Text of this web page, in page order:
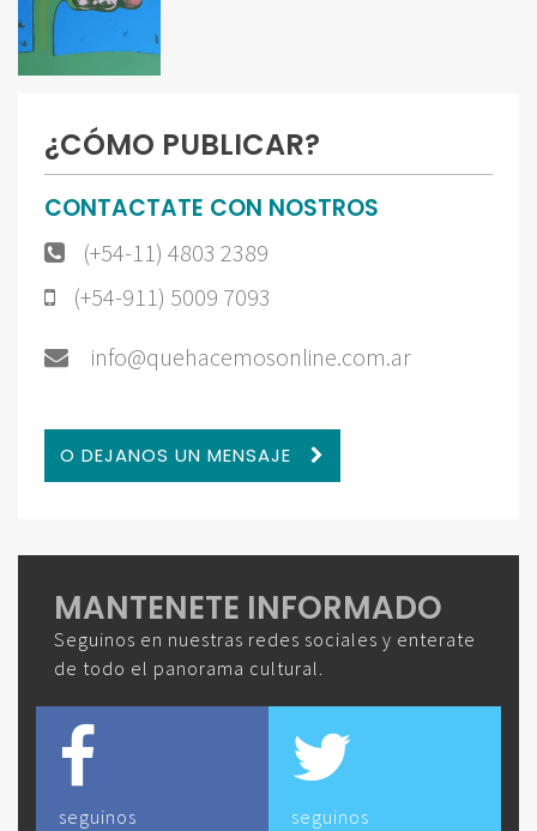
¿CÓMO PUBLICAR?
CONTACTATE CON NOSTROS
(+54-11) 4803 2389
(+54-911) 5009 7093
info@quehacemosonline.com.ar
O DEJANOS UN MENSAJE
MANTENETE INFORMADO
Seguinos en nuestras redes sociales y enterate
de todo el panorama cultural.
seguinos seguinos